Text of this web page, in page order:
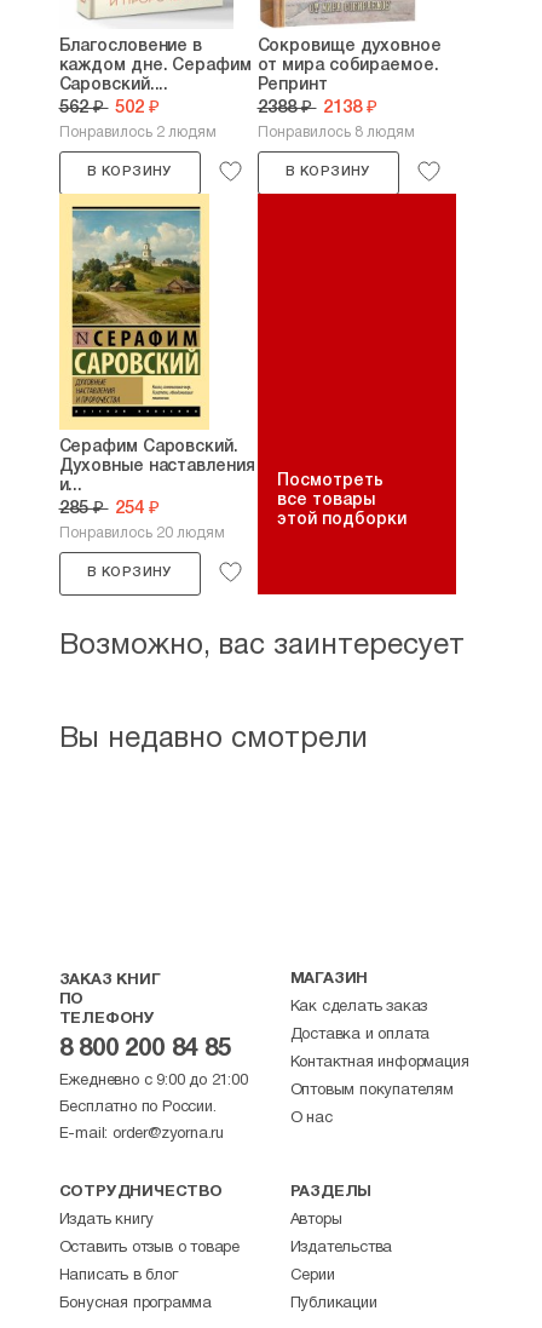
Благословение в
каждом дне. Серафим
Саровский....
562 ₽ 502 ₽
Понравилось 2 людям
В КОРЗИНУ
Сокровище духовное
от мира собираемое.
Репринт
2388 ₽ 2138 ₽
Понравилось 8 людям
В КОРЗИНУ
Серафим Саровский.
Духовные наставления
и...
285 ₽ 254 ₽
Понравилось 20 людям
В КОРЗИНУ
Посмотреть
все товары
этой подборки
Возможно, вас заинтересует
Вы недавно смотрели
ЗАКАЗ КНИГ
ПО
ТЕЛЕФОНУ
8 800 200 84 85
Ежедневно с 9:00 до 21:00
Бесплатно по России.
E-mail: order@zyorna.ru
МАГАЗИН
Как сделать заказ
Доставка и оплата
Контактная информация
Оптовым покупателям
О нас
СОТРУДНИЧЕСТВО
Издать книгу
Оставить отзыв о товаре
Написать в блог
Бонусная программа
РАЗДЕЛЫ
Авторы
Издательства
Серии
Публикации